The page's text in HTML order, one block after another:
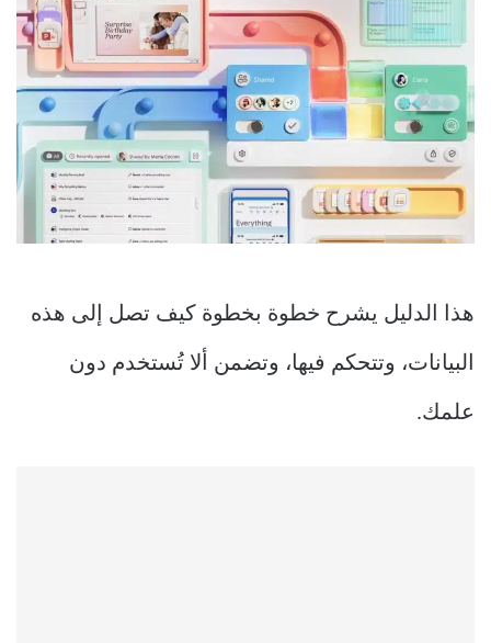
هذا الدليل يشرح خطوة بخطوة كيف تصل إلى هذه
البيانات، وتتحكم فيها، وتضمن ألا تُستخدم دون
علمك.